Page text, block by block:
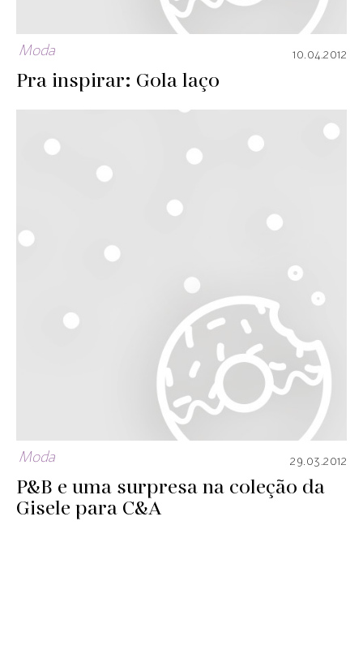
Moda 10.04.2012
Pra inspirar: Gola laço
Moda 29.03.2012
P&B e uma surpresa na coleção da
Gisele para C&A